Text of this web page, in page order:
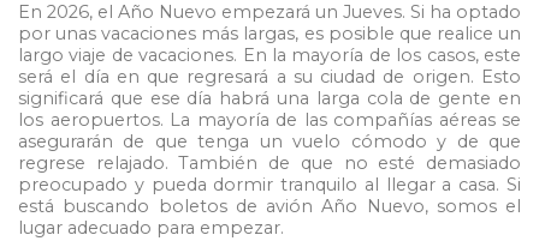
En 2026, el Año Nuevo empezará un Jueves. Si ha optado
por unas vacaciones más largas, es posible que realice un
largo viaje de vacaciones. En la mayoría de los casos, este
será el día en que regresará a su ciudad de origen. Esto
significará que ese día habrá una larga cola de gente en
los aeropuertos. La mayoría de las compañías aéreas se
asegurarán de que tenga un vuelo cómodo y de que
regrese relajado. También de que no esté demasiado
preocupado y pueda dormir tranquilo al llegar a casa. Si
está buscando boletos de avión Año Nuevo, somos el
lugar adecuado para empezar.